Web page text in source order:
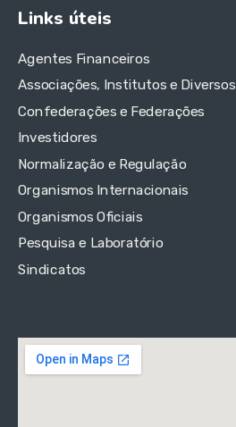
Links úteis
Agentes Financeiros
Associações, Institutos e Diversos
Confederações e Federações
Investidores
Normalização e Regulação
Organismos Internacionais
Organismos Oficiais
Pesquisa e Laboratório
Sindicatos